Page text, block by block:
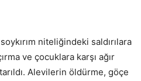
niteliğindeki saldırılara
ve çocuklara karşı ağır
Alevilerin öldürme, göçe